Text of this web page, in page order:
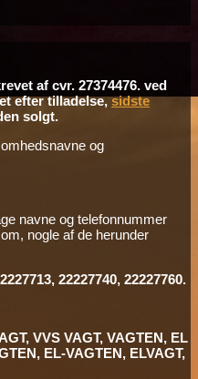
af cvr. 27374476. ved
efter tilladelse,sidste
solgt.
og
navne og telefonnummer
nogle af de herunder
22227740, 22227760.
VVS VAGT, VAGTEN, EL
EL-VAGTEN, ELVAGT,